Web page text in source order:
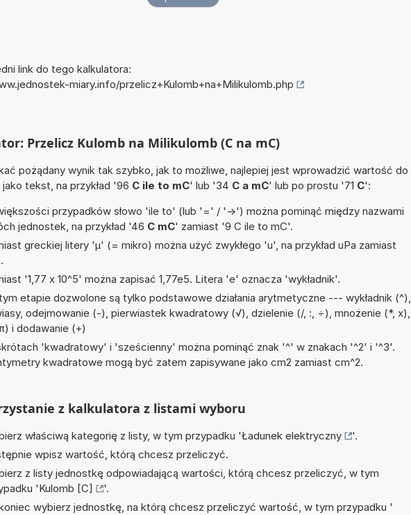
link do tego kalkulatora:
miary.info/przelicz+Kulomb+na+Milikulomb.php
Przelicz Kulomb na Milikulomb (C na mC)
pożądany wynik tak szybko, jak to możliwe, najlepiej jest wprowadzić wartość do
tekst, na przykład '96 C ile to mC' lub '34 C a mC' lub po prostu '71 C':
przypadków słowo 'ile to' (lub '=' / '->') można pominąć między nazwami
jednostek, na przykład '46 C mC' zamiast '9 C ile to mC'.
greckiej litery 'µ' (= mikro) można użyć zwykłego 'u', na przykład uPa zamiast
'1,77 x 10^5' można zapisać 1,77e5. Litera 'e' oznacza 'wykładnik'.
etapie dozwolone są tylko podstawowe działania arytmetyczne --- wykładnik (^),
odejmowanie (-), pierwiastek kwadratowy (√), dzielenie (/, :, ÷), mnożenie (*, x),
i dodawanie (+)
'kwadratowy' i 'sześcienny' można pominąć znak '^' w znakach '^2' i '^3'.
kwadratowe mogą być zatem zapisywane jako cm2 zamiast cm^2.
z kalkulatora z listami wyboru
właściwą kategorię z listy, w tym przypadku 'Ładunek elektryczny
'.
wpisz wartość, którą chcesz przeliczyć.
z listy jednostkę odpowiadającą wartości, którą chcesz przeliczyć, w tym
'Kulomb [C]
'.
wybierz jednostkę, na którą chcesz przeliczyć wartość, w tym przypadku '